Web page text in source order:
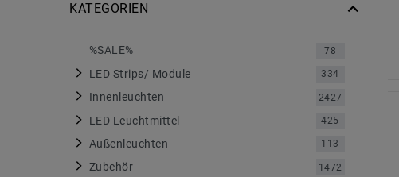
KATEGORIEN
%SALE% 78
LED Strips/ Module 334
Innenleuchten 2427
LED Leuchtmittel 425
Außenleuchten 113
Zubehör 1472